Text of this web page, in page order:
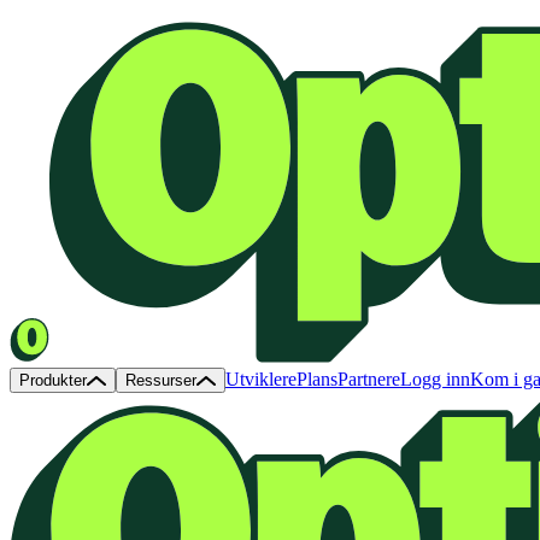
Produkter Ressurser UtviklerePlansPartnereLogg innKom i